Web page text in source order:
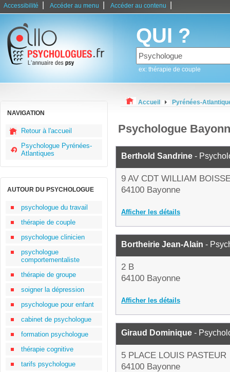
Accessibilité Accéder au menu Accéder au contenu
QUI ?
ex: thérapie de couple
NAVIGATION
Retour à l'accueil
Psychologue Pyrénées-
Atlantiques
AUTOUR DU PSYCHOLOGUE
psychologue du travail
thérapie de couple
psychologue clinicien
psychologue
comportementaliste
thérapie de groupe
soigner la dépression
psychologue pour enfant
cabinet de psychologue
formation psychologue
thérapie cognitive
tarifs psychologue
Accueil Pyrénées-
Psychologue
Berthold Sandrine -
9 AV CDT WILLIAM
64100 Bayonne
Afficher les détails
Bortheirie Jean-Alain -
2 B
64100 Bayonne
Afficher les détails
Giraud Dominique -
5 PLACE LOUIS PASTEUR
64100 Bayonne